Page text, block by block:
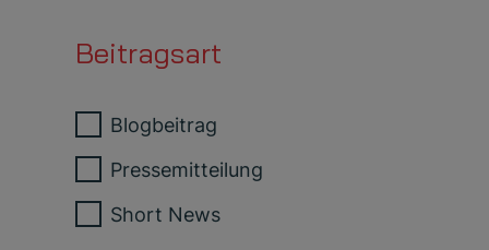
Beitragsart
Blogbeitrag
Pressemitteilung
Short News